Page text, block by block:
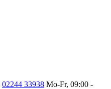
02244 33938 Mo-Fr, 09:00 -